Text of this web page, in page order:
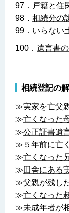
97． 戸籍と住
98． 相続分の
99． いらない
100． 遺言書
相続登記の
≫実家を亡父
≫亡くなった
≫公正証書遺
≫ ５年前に亡
≫亡くなった
≫田舎にある
≫父親が残し
≫亡くなった
≫未成年者が